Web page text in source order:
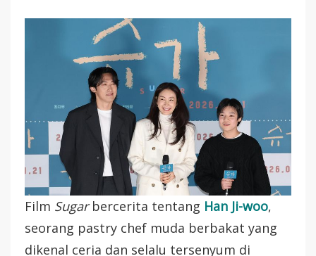
Film Sugarbercerita tentang Han Ji-woo,
seorang pastry chef muda berbakat yang
dikenal ceria dan selalu tersenyum di